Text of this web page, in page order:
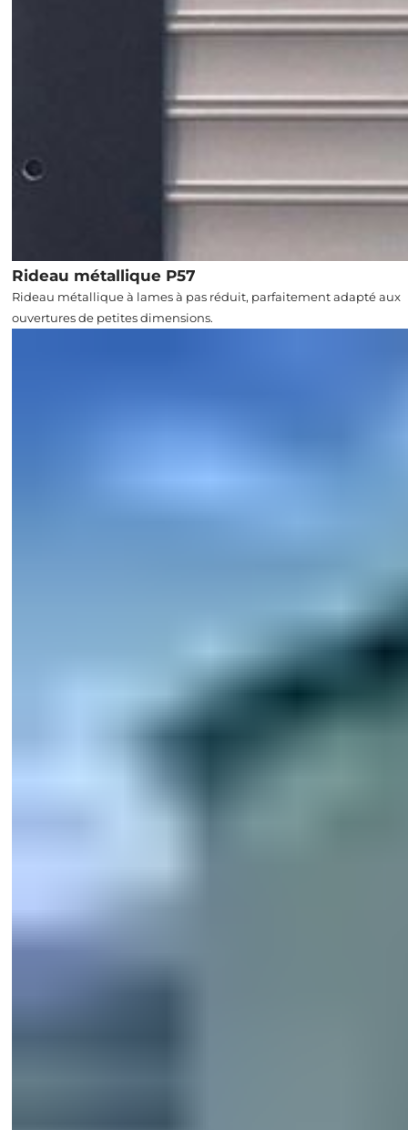
Rideau métallique P57
Rideau métallique à lames à pas réduit, parfaitement adapté aux
ouvertures de petites dimensions.